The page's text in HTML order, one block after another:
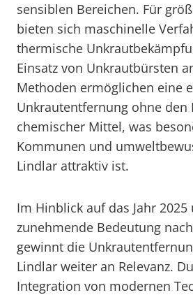
sensiblen Bereichen. Für
bieten sich maschinelle
thermische
Einsatz von Unkrautbürsten
Methoden ermöglichen eine
Unkrautentfernung ohne den
chemischer Mittel, was
Kommunen und
Lindlar attraktiv ist.
Im Hinblick auf das Jahr 2025
zunehmende Bedeutung
gewinnt die
Lindlar weiter an Relevanz.
Integration von modernen